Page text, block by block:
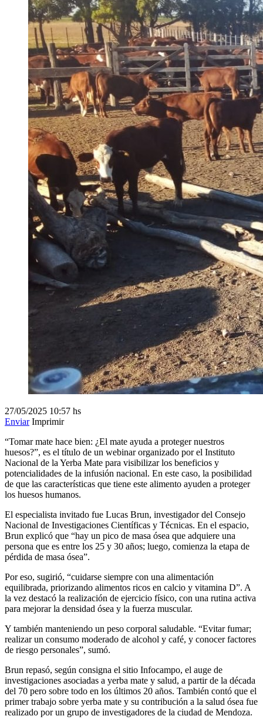
27/05/2025 10:57 hs
Enviar Imprimir
“Tomar mate hace bien: ¿El mate ayuda a proteger nuestros
huesos?”, es el título de un webinar organizado por el Instituto
Nacional de la Yerba Mate para visibilizar los beneficios y
potencialidades de la infusión nacional. En este caso, la posibilidad
de que las características que tiene este alimento ayuden a proteger
los huesos humanos.
El especialista invitado fue Lucas Brun, investigador del Consejo
Nacional de Investigaciones Científicas y Técnicas. En el espacio,
Brun explicó que “hay un pico de masa ósea que adquiere una
persona que es entre los 25 y 30 años; luego, comienza la etapa de
pérdida de masa ósea”.
Por eso, sugirió, “cuidarse siempre con una alimentación
equilibrada, priorizando alimentos ricos en calcio y vitamina D”. A
la vez destacó la realización de ejercicio físico, con una rutina activa
para mejorar la densidad ósea y la fuerza muscular.
Y también manteniendo un peso corporal saludable. “Evitar fumar;
realizar un consumo moderado de alcohol y café, y conocer factores
de riesgo personales”, sumó.
Brun repasó, según consigna el sitio Infocampo, el auge de
investigaciones asociadas a yerba mate y salud, a partir de la década
del 70 pero sobre todo en los últimos 20 años. También contó que el
primer trabajo sobre yerba mate y su contribución a la salud ósea fue
realizado por un grupo de investigadores de la ciudad de Mendoza.